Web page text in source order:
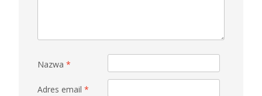
Nazwa *
Adres email *